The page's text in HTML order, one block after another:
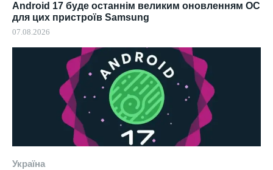
Android 17 буде останнім великим оновленням ОС
для цих пристроїв Samsung
07.08.2026
Україна